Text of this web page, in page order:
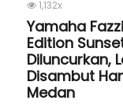
1,132x
Yamaha
Edition
Diluncurkan,
Disambut
Medan